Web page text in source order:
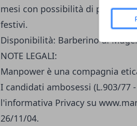
mesi con possibilità di proroga.
festivi.
Disponibilità: Barberino di
NOTE LEGALI:
Manpower è una compagnia
I candidati ambosessi (L.903/77
l'informativa Privacy su
26/11/04.